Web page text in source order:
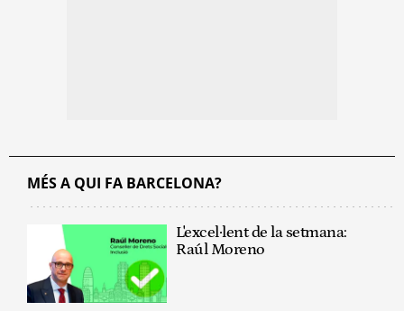
MÉS A QUI FA BARCELONA?
L'excel·lent de la setmana:
Raúl Moreno